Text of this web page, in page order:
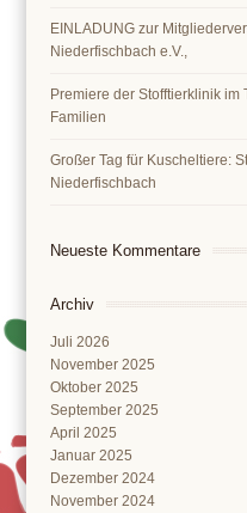
EINLADUNG zur
Niederfischbach e.V.,
Premiere der Stofftierklinik
Familien
Großer Tag für Kuscheltiere:
Niederfischbach
Neueste Kommentare
Archiv
Juli 2026
November 2025
Oktober 2025
September 2025
April 2025
Januar 2025
Dezember 2024
November 2024